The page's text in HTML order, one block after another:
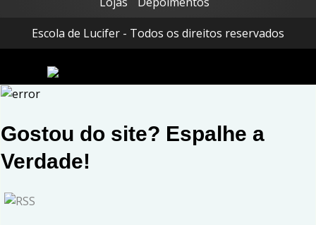
Escola de Lucifer - Todos os direitos reservados
Gostou do site? Espalhe a
Verdade!